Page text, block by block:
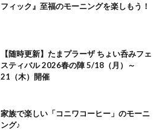
フィック』至福のモーニングを楽しもう！
【随時更新】たまプラーザ ちょい呑みフェ
スティバル 2026春の陣 5/18（月）～
21（木）開催
家族で楽しい「コニワコーヒー」のモーニ
ング♪